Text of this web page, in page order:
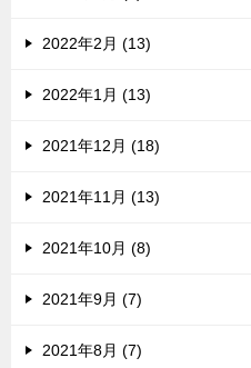
2022年2月 (13)
2022年1月 (13)
2021年12月 (18)
2021年11月 (13)
2021年10月 (8)
2021年9月 (7)
2021年8月 (7)